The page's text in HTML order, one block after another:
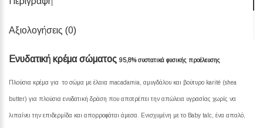
Αξιολογήσεις (0)‎
Ενυδατική κρέμα σώματος 95,8% συστατικά φυσικής προέλευσης
Πλούσια κρέμα για το σώμα με έλαια macadamia, αμυγδάλου και βούτυρο karité (shea
butter) για πλούσια ενυδατική δράση που αποτρέπει την απώλεια υγρασίας χωρίς να
λιπαίνει την επιδερμίδα και απορροφάται άμεσα. Ενισχυμένη με το Baby talc, ένα απαλό,